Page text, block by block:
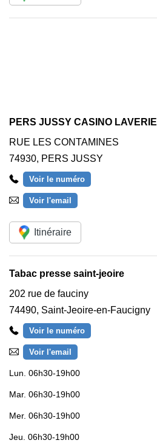
PERS JUSSY CASINO LAVERIE
RUE LES CONTAMINES
74930, PERS JUSSY
Voir le numéro
Voir l'email
Itinéraire
Tabac presse saint-jeoire
202 rue de fauciny
74490, Saint-Jeoire-en-Faucigny
Voir le numéro
Voir l'email
Lun. 06h30-19h00
Mar. 06h30-19h00
Mer. 06h30-19h00
Jeu. 06h30-19h00